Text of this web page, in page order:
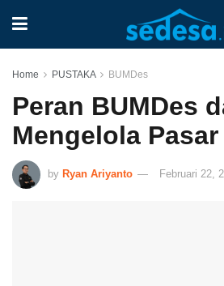
Home PUSTAKA BUMDes
Peran BUMDes
Mengelola Pasar
by Ryan Ariyanto Februari 22,